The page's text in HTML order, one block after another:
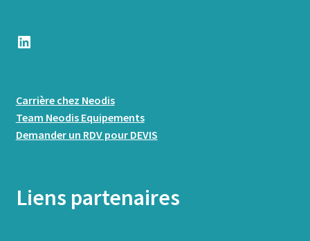
LinkedIn
Carrière chez Neodis
Team Neodis Equipements
Demander un RDV pour DEVIS
Liens partenaires